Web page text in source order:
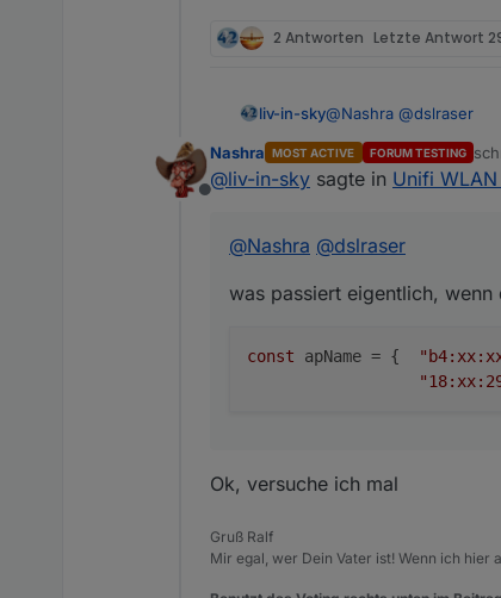
2 Antworten Letzte Antwort
liv-in-sky@Nashra @dslraser
was passiert
evtl kommen
Offline
Nashra MOST ACTIVE FORUM TESTING
@liv-in-sky sagte in Unifi
@Nashra @dslraser
was passiert eigentlich,
const apName = {
Ok, versuche ich mal
Gruß Ralf
Mir egal, wer Dein Vater ist! Wenn ich hier